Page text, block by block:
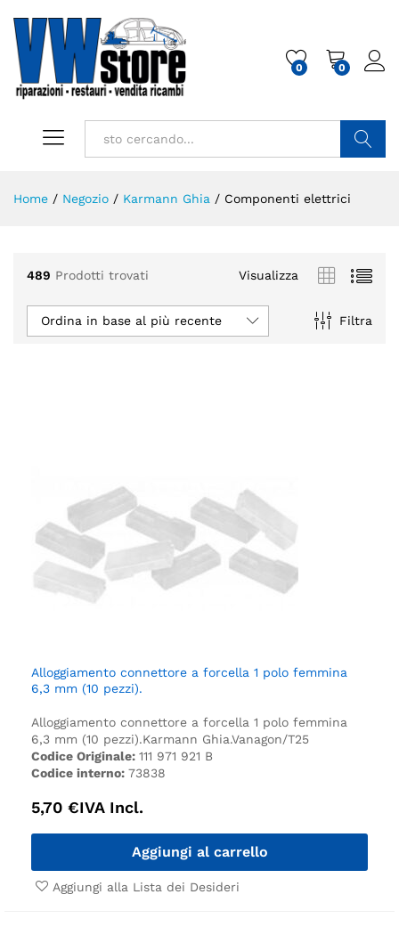
0 0
Home / Negozio / Karmann Ghia / Componenti elettrici
489 Prodotti trovati Visualizza
Filtra
Ordina in base al più recente
Alloggiamento connettore a forcella 1 polo femmina
6,3 mm (10 pezzi).
Alloggiamento connettore a forcella 1 polo femmina
6,3 mm (10 pezzi).Karmann Ghia.Vanagon/T25
Codice Originale: 111 971 921 B
Codice interno: 73838
5,70 €IVA Incl.
Aggiungi al carrello
Aggiungi alla Lista dei Desideri